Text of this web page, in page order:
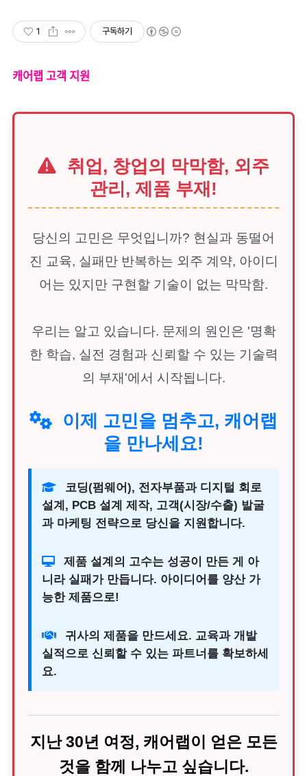
1 구독하기
캐어랩 고객 지원
취업, 창업의 막막함, 외주
관리, 제품 부재!
당신의 고민은 무엇입니까? 현실과 동떨어
진 교육, 실패만 반복하는 외주 계약, 아이디
어는 있지만 구현할 기술이 없는 막막함.
우리는 알고 있습니다. 문제의 원인은 '명확
한 학습, 실전 경험과 신뢰할 수 있는 기술력
의 부재'에서 시작됩니다.
이제 고민을 멈추고, 캐어랩
을 만나세요!
코딩(펌웨어), 전자부품과 디지털 회로
설계, PCB 설계 제작, 고객(시장/수출) 발굴
과 마케팅 전략으로 당신을 지원합니다.
제품 설계의 고수는 성공이 만든 게 아
니라 실패가 만듭니다. 아이디어를 양산 가
능한 제품으로!
귀사의 제품을 만드세요. 교육과 개발
실적으로 신뢰할 수 있는 파트너를 확보하세
요.
지난 30년 여정, 캐어랩이 얻은 모든
것을 함께 나누고 싶습니다.